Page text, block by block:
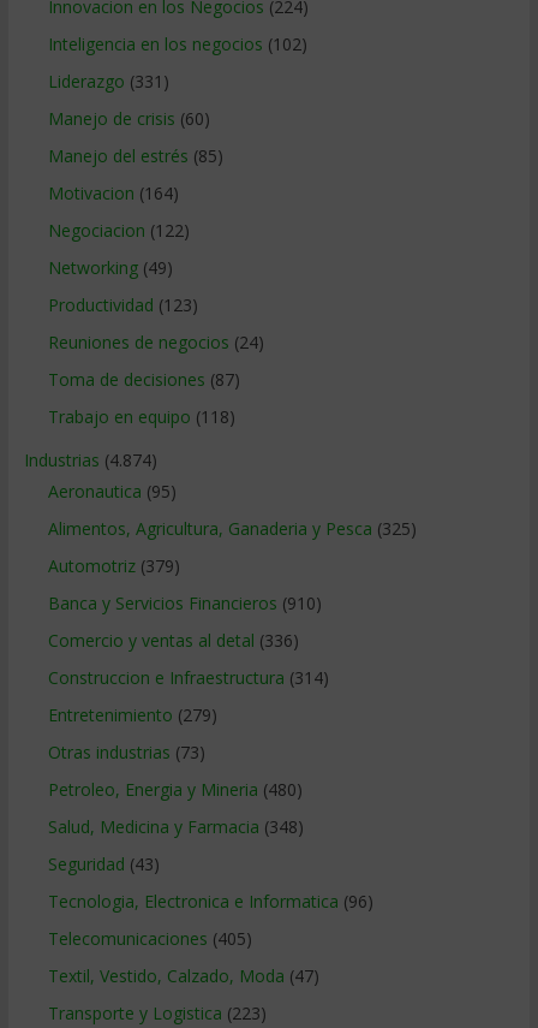
Innovacion en los Negocios (224)
Inteligencia en los negocios (102)
Liderazgo (331)
Manejo de crisis (60)
Manejo del estrés (85)
Motivacion (164)
Negociacion (122)
Networking(49)
Productividad (123)
Reuniones de negocios (24)
Toma de decisiones (87)
Trabajo en equipo (118)
Industrias (4.874)
Aeronautica (95)
Alimentos, Agricultura, Ganaderia y Pesca (325)
Automotriz(379)
Banca y Servicios Financieros (910)
Comercio y ventas al detal (336)
Construccion e Infraestructura (314)
Entretenimiento (279)
Otras industrias (73)
Petroleo, Energia y Mineria (480)
Salud, Medicina y Farmacia (348)
Seguridad (43)
Tecnologia, Electronica e Informatica (96)
Telecomunicaciones (405)
Textil, Vestido, Calzado, Moda (47)
Transporte y Logistica (223)